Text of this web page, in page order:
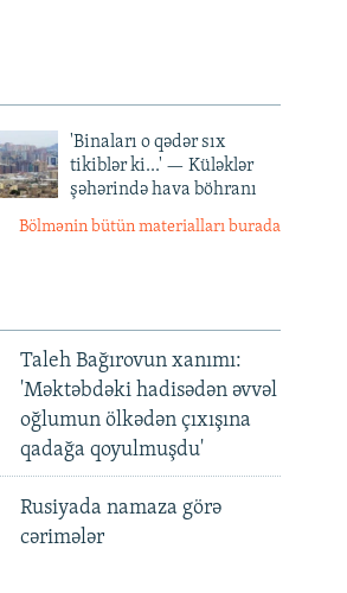
'Binaları o qədər sıx
tikiblər ki...' — Küləklər
şəhərində hava böhranı
Bölmənin bütün materialları burada
Taleh Bağırovun xanımı:
'Məktəbdəki hadisədən əvvəl
oğlumun ölkədən çıxışına
qadağa qoyulmuşdu'
Rusiyada namaza görə
cərimələr